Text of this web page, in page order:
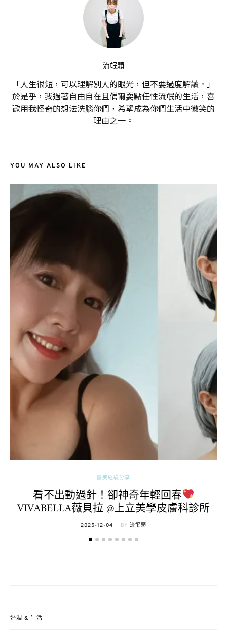
流氓顆
「人生很短，可以理解別人的眼光，但不要過度解讀。」
於是乎，我過著自由自在且偶爾耍點任性流氓的生活，喜
歡用我怪奇的想法洗腦你們，希望成為你們生活中微笑的
理由之一。
YOU MAY ALSO LIKE
醫美經驗分享
看不出動過針！卻神奇年輕回春
VIVABELLA薇貝拉 @上立美學皮膚科診所
POSTED
2025-12-04 BY 流氓顆
婚姻 & 生活